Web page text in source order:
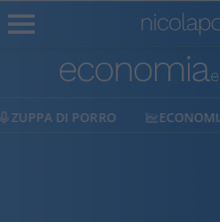
ECONOMIA LIBERILIBRI